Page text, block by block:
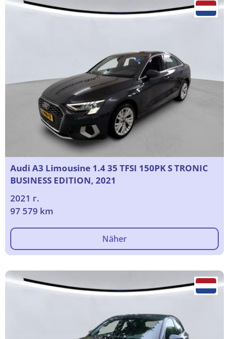
Audi A3 Limousine 1.4 35 TFSI 150PK S TRONIC
BUSINESS EDITION, 2021
2021 г.
97 579 km
Näher